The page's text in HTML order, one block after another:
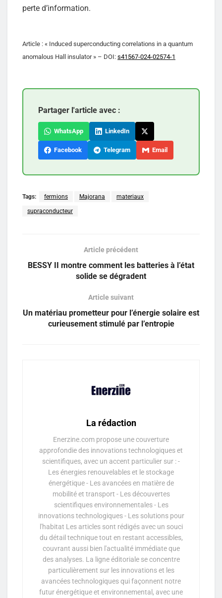
perte d’information.
Article : « Induced superconducting correlations in a quantum
anomalous Hall insulator » – DOI: s41567-024-02574-1
Partager l'article avec :
WhatsApp LinkedIn
Facebook Telegram Email
Tags: fermions Majorana materiaux
supraconducteur
Article précédent
BESSY II montre comment les batteries à l’état
solide se dégradent
Article suivant
Un matériau prometteur pour l’énergie solaire est
curieusement stimulé par l’entropie
La rédaction
Enerzine.com propose une couverture
approfondie des innovations technologiques et
scientifiques, avec un accent particulier sur : -
Les énergies renouvelables et le stockage
énergétique - Les avancées en matière de
mobilité et transport - Les découvertes
scientifiques environnementales - Les
innovations technologiques - Les solutions pour
l'habitat Les articles sont rédigés avec un souci
du détail technique tout en restant accessibles,
couvrant aussi bien l'actualité immédiate que
des analyses. La ligne éditoriale se concentre
particulièrement sur les innovations et les
avancées technologiques qui façonnent notre
futur énergétique et environnemental, avec une